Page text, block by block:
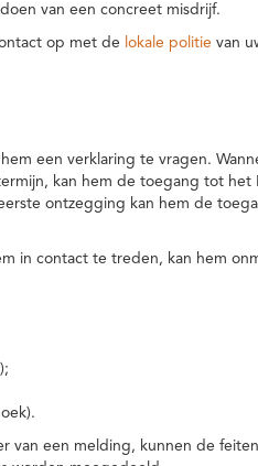
van een concreet misdrijf.
op met de lokale politie van
een verklaring te vragen.
kan hem de toegang tot
ontzegging kan hem de
in contact te treden, kan hem
van een melding, kunnen de